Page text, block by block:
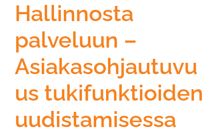
Hallinnosta
palveluun –
Asiakasohjautuvu
us tukifunktioiden
uudistamisessa